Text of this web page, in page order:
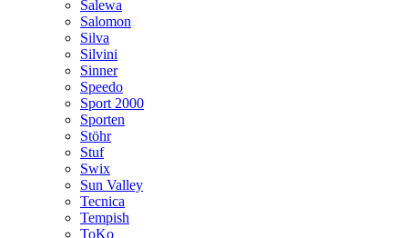
Salewa
Salomon
Silva
Silvini
Sinner
Speedo
Sport 2000
Sporten
Stöhr
Stuf
Swix
Sun Valley
Tecnica
Tempish
ToKo